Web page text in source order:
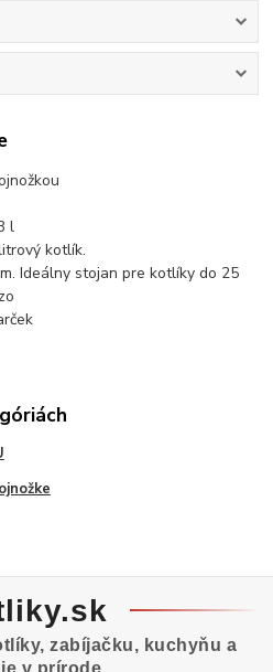
l
kotlík.
Ideálny stojan pre kotlíky do 25
zabíjačku, kuchyňu a
v prírode